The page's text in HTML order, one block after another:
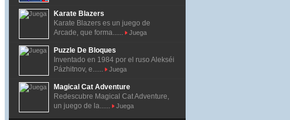
Karate Blazers
Karate Blazers es un juego de
Arcade, que forma......
Juega
Puzzle De Bloques
Inventado en 1984 por el ruso Alekséi
Pázhitnov, e......
Juega
Magical Cat Adventure
Redescubre Magical Cat Adventure,
un juego de la......
Juega